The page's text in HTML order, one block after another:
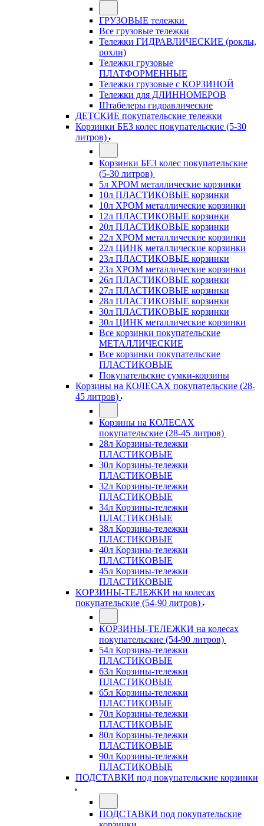
ГРУЗОВЫЕ тележки
Все грузовые тележки
Тележки ГИДРАВЛИЧЕСКИЕ (роклы,
рохли)
Тележки грузовые
ПЛАТФОРМЕННЫЕ
Тележки грузовые с КОРЗИНОЙ
Тележки для ДЛИННОМЕРОВ
Штабелеры гидравлические
ДЕТСКИЕ покупательские тележки
Корзинки БЕЗ колес покупательские (5-30
литров)
Корзинки БЕЗ колес покупательские
(5-30 литров)
5л ХРОМ металлические корзинки
10л ПЛАСТИКОВЫЕ корзинки
10л ХРОМ металлические корзинки
12л ПЛАСТИКОВЫЕ корзинки
20л ПЛАСТИКОВЫЕ корзинки
22л ХРОМ металлические корзинки
22л ЦИНК металлические корзинки
23л ПЛАСТИКОВЫЕ корзинки
23л ХРОМ металлические корзинки
26л ПЛАСТИКОВЫЕ корзинки
27л ПЛАСТИКОВЫЕ корзинки
28л ПЛАСТИКОВЫЕ корзинки
30л ПЛАСТИКОВЫЕ корзинки
30л ЦИНК металлические корзинки
Все корзинки покупательские
МЕТАЛЛИЧЕСКИЕ
Все корзинки покупательские
ПЛАСТИКОВЫЕ
Покупательские сумки-корзины
Корзины на КОЛЕСАХ покупательские (28-
45 литров)
Корзины на КОЛЕСАХ
покупательские (28-45 литров)
28л Корзины-тележки
ПЛАСТИКОВЫЕ
30л Корзины-тележки
ПЛАСТИКОВЫЕ
32л Корзины-тележки
ПЛАСТИКОВЫЕ
34л Корзины-тележки
ПЛАСТИКОВЫЕ
38л Корзины-тележки
ПЛАСТИКОВЫЕ
40л Корзины-тележки
ПЛАСТИКОВЫЕ
45л Корзины-тележки
ПЛАСТИКОВЫЕ
КОРЗИНЫ-ТЕЛЕЖКИ на колесах
покупательские (54-90 литров)
КОРЗИНЫ-ТЕЛЕЖКИ на колесах
покупательские (54-90 литров)
54л Корзины-тележки
ПЛАСТИКОВЫЕ
63л Корзины-тележки
ПЛАСТИКОВЫЕ
65л Корзины-тележки
ПЛАСТИКОВЫЕ
70л Корзины-тележки
ПЛАСТИКОВЫЕ
80л Корзины-тележки
ПЛАСТИКОВЫЕ
90л Корзины-тележки
ПЛАСТИКОВЫЕ
ПОДСТАВКИ под покупательские корзинки
ПОДСТАВКИ под покупательские